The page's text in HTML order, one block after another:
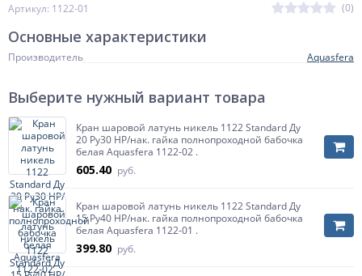
Артикул: 1122-01 (0)
Основные характеристики
Производитель Aquasfera
Выберите нужный вариант товара
Кран шаровой латунь никель 1122 Standard Ду
20 Ру30 НР/нак. гайка полнопроходной бабочка
белая Aquasfera 1122-02 .
605.40 руб.
Кран шаровой латунь никель 1122 Standard Ду
15 Ру40 НР/нак. гайка полнопроходной бабочка
белая Aquasfera 1122-01 .
399.80 руб.